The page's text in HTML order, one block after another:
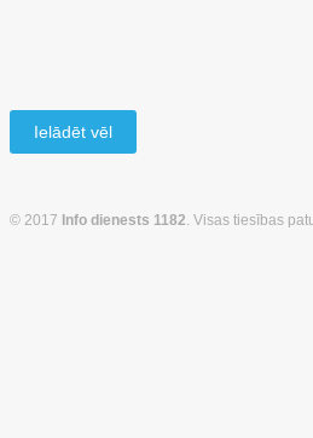
Ielādēt vēl
© 2017 Info dienests 1182 . Visas tiesības